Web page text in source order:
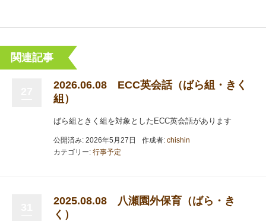
関連記事
2026.06.08 ECC英会話（ばら組・きく
組）
ばら組ときく組を対象としたECC英会話があります
公開済み: 2026年5月27日 作成者: chishin
カテゴリー: 行事予定
2025.08.08 八瀬園外保育（ばら・き
く）